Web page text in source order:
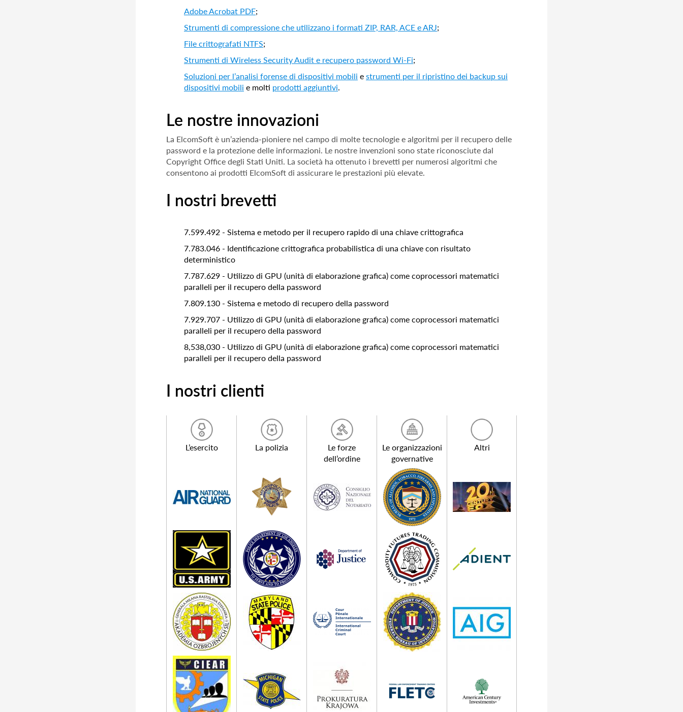
Adobe Acrobat PDF;
Strumenti di compressione che utilizzano i formati ZIP, RAR, ACE e ARJ;
File crittografati NTFS;
Strumenti di Wireless Security Audit e recupero password Wi-Fi;
Soluzioni per l’analisi forense di dispositivi mobili e strumenti per il ripristino dei backup sui
dispositivi mobili e molti prodotti aggiuntivi
Le nostre innovazioni
La ElcomSoft è un’azienda-pioniere nel campo di molte tecnologie e algoritmi per il recupero delle
password e la protezione delle informazioni. Le nostre invenzioni sono state riconosciute dal
Copyright Office degli Stati Uniti. La società ha ottenuto i brevetti per numerosi algoritmi che
consentono ai prodotti ElcomSoft di assicurare le prestazioni più elevate.
I nostri brevetti
7.599.492 - Sistema e metodo per il recupero rapido di una chiave crittografica
7.783.046 - Identificazione crittografica probabilistica di una chiave con risultato
deterministico
7.787.629 - Utilizzo di GPU (unità di elaborazione grafica) come coprocessori matematici
paralleli per il recupero della password
7.809.130 - Sistema e metodo di recupero della password
7.929.707 - Utilizzo di GPU (unità di elaborazione grafica) come coprocessori matematici
paralleli per il recupero della password
8,538,030 - Utilizzo di GPU (unità di elaborazione grafica) come coprocessori matematici
paralleli per il recupero della password
I nostri clienti
L’esercito La polizia
Le forze
dell’ordine
Le organizzazioni
governative
Altri